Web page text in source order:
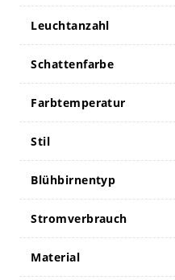
Leuchtanzahl
Schattenfarbe
Farbtemperatur
Stil
Blühbirnentyp
Stromverbrauch
Material